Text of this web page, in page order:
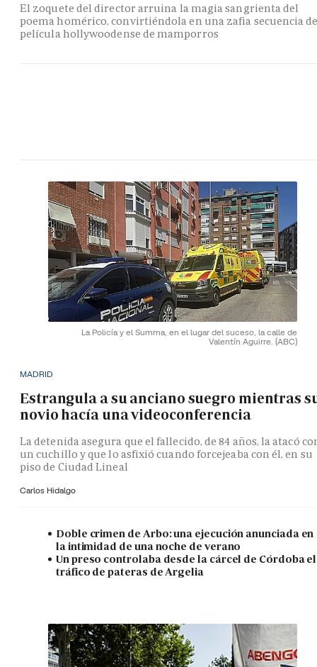
El zoquete del director arruina la magia sangrienta del
poema homérico, convirtiéndola en una zafia secuencia
película hollywoodense de mamporros
La Policía y el Summa, en el lugar del suceso, la calle de
Valentín Aguirre. (ABC)
MADRID
Estrangula a su anciano suegro mientras
novio hacía una videoconferencia
La detenida asegura que el fallecido, de 84 años, la atacó
un cuchillo y que lo asfixió cuando forcejeaba con él, en su
piso de Ciudad Lineal
Carlos Hidalgo
Doble crimen de Arbo: una ejecución anunciada en
la intimidad de una noche de verano
Un preso controlaba desde la cárcel de Córdoba el
tráfico de pateras de Argelia